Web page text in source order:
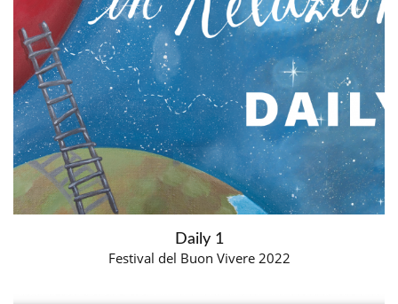
Daily 1
Festival del Buon Vivere 2022